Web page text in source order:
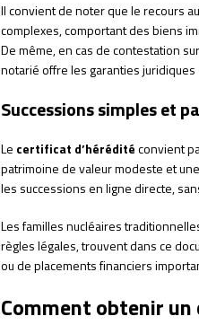
Il convient de noter que le recours au
complexes, comportant des biens
De même, en cas de contestation
notarié offre les garanties juridiques
Successions simples et
Le certificat d’héréditéconvient
patrimoine de valeur modeste et
les successions en ligne directe,
Les familles nucléaires
règles légales, trouvent dans ce
ou de placements financiers
Comment obtenir